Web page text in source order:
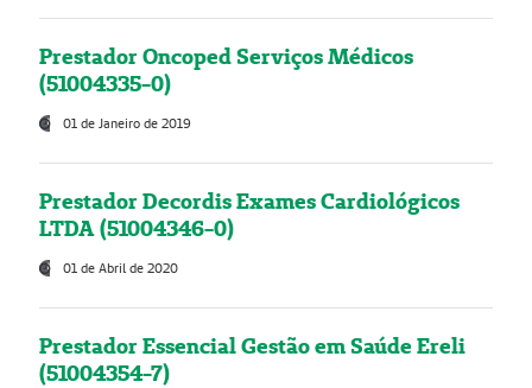
Prestador Oncoped Serviços Médicos
(51004335-0)
01 de Janeiro de 2019
Prestador Decordis Exames Cardiológicos
LTDA (51004346-0)
01 de Abril de 2020
Prestador Essencial Gestão em Saúde Ereli
(51004354-7)